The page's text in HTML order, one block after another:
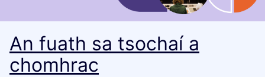
An fuath sa tsochaí a
chomhrac